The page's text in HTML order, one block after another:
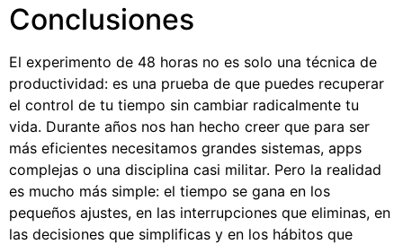
Conclusiones
El experimento de 48 horas no es solo una técnica de
productividad: es una prueba de que puedes recuperar
el control de tu tiempo sin cambiar radicalmente tu
vida. Durante años nos han hecho creer que para ser
más eficientes necesitamos grandes sistemas, apps
complejas o una disciplina casi militar. Pero la realidad
es mucho más simple: el tiempo se gana en los
pequeños ajustes, en las interrupciones que eliminas, en
las decisiones que simplificas y en los hábitos que